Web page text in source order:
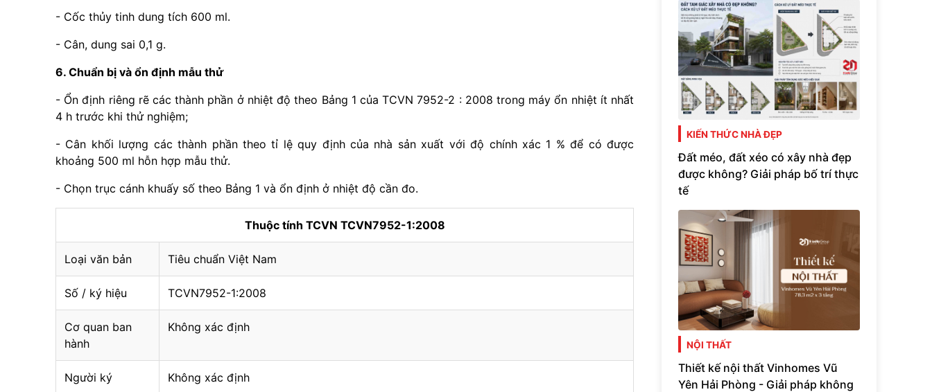
- Cốc thủy tinh dung tích 600 ml.
- Cân, dung sai 0,1 g.
6. Chuẩn bị và ổn định mẫu thử
- Ổn định riêng rẽ các thành phần ở nhiệt độ theo Bảng 1 của TCVN 7952-2 : 2008 trong máy ổn nhiệt ít nhất
4 h trước khi thử nghiệm;
- Cân khối lượng các thành phần theo tỉ lệ quy định của nhà sản xuất với độ chính xác 1 % để có được
khoảng 500 ml hỗn hợp mẫu thử.
- Chọn trục cánh khuấy số theo Bảng 1 và ổn định ở nhiệt độ cần đo.
Thuộc tính TCVN TCVN7952-1:2008
Loại văn bản Tiêu chuẩn Việt Nam
Số / ký hiệu TCVN7952-1:2008
Cơ quan ban
hành
Không xác định
Người ký Không xác định
KIẾN THỨC NHÀ ĐẸP
Đất méo, đất xéo có xây nhà đẹp
được không? Giải pháp bố trí thực
tế
NỘI THẤT
Thiết kế nội thất Vinhomes Vũ
Yên Hải Phòng - Giải pháp không